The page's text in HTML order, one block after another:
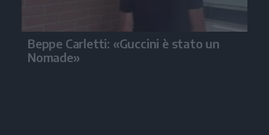
Beppe Carletti: «Guccini è stato un
Nomade»